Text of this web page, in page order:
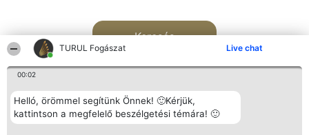
TURUL Fogászat Live chat
00:02
Helló, örömmel segítünk Önnek! 🙂Kérjük,
kattintson a megfelelő beszélgetési témára! 🙂
Keresés